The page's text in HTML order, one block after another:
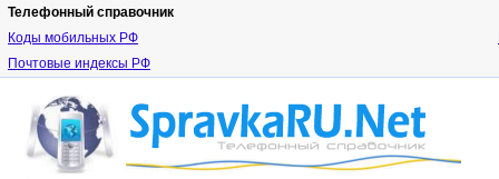
Телефонный справочник
Коды мобильных РФ
Почтовые индексы РФ